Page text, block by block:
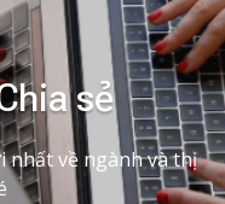
sẻ
nhất về ngành và thị